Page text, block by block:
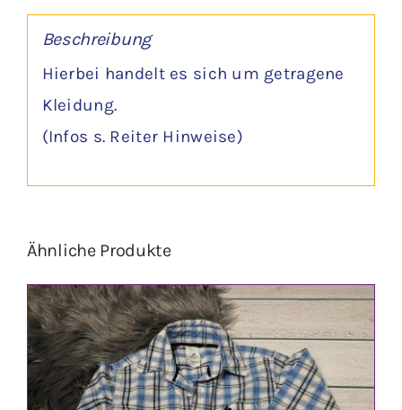
Beschreibung
Hierbei handelt es sich um getragene
Kleidung.
(Infos s. Reiter Hinweise)
Ähnliche Produkte